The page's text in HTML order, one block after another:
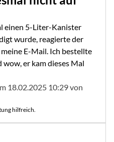
einen 5-Liter-Kanister
wurde, reagierte der
E-Mail. Ich bestellte
er kam dieses Mal
18.02.2025 10:29 von
hilfreich.